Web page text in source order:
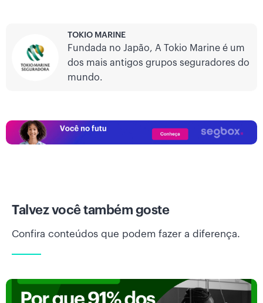
TOKIO MARINE
Fundada no Japão, A Tokio Marine é um
dos mais antigos grupos seguradores do
mundo.
Talvez você também goste
Confira conteúdos que podem fazer a diferença.